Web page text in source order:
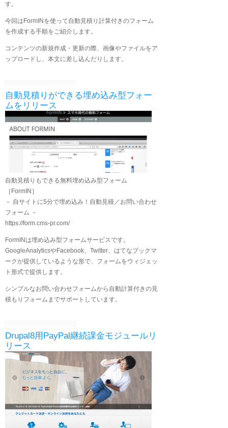
す。
今回はFormINを使って自動見積り計算付きのフォーム
を作成する手順をご紹介します。
コンテンツの新規作成・更新の際、画像やファイルをア
ップロードし、本文に差し込んだりします。
自動見積りができる埋め込み型フォー
ムをリリース
自動見積りもできる無料埋め込み型フォーム
［FormIN］
－ 自サイトに5分で埋め込み！自動見積／お問い合わせ
フォーム －
https://form.cms-pr.com/
FormINは埋め込み型フォームサービスです。
GoogleAnalyticsやFacebook、Twitter、はてなブックマ
ークが提供しているような形で、フォームをウィジェッ
ト形式で提供します。
シンプルなお問い合わせフォームから自動計算付きの見
積もりフォームまでサポートしています。
Drupal8用PayPal継続課金モジュールリ
リース